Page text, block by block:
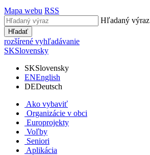
Mapa webu RSS
Hľadaný výraz
Hľadať
rozšírené vyhľadávanie
SKSlovensky
SKSlovensky
ENEnglish
DEDeutsch
Ako vybaviť
Organizácie v obci
Europrojekty
Voľby
Seniori
Aplikácia